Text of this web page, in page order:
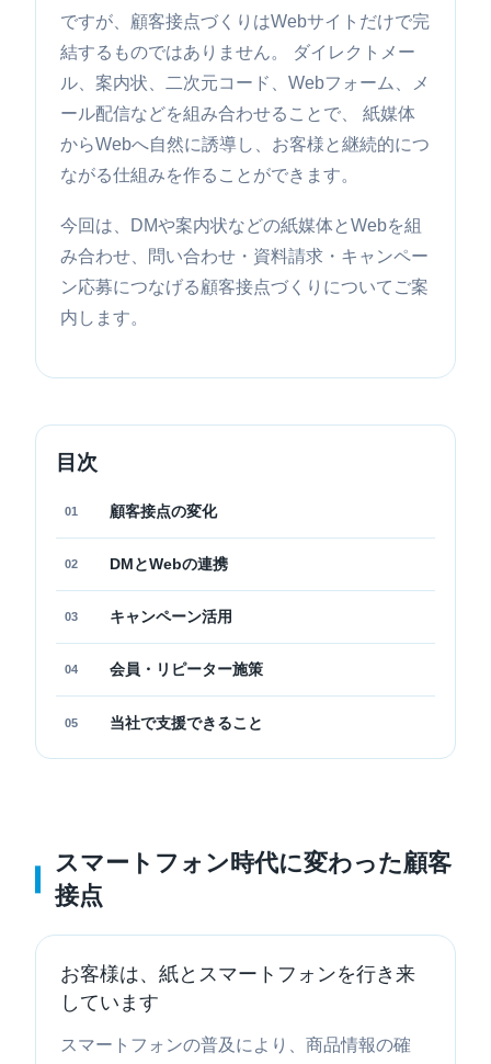
ですが、顧客接点づくりはWebサイトだけで完
結するものではありません。 ダイレクトメー
ル、案内状、二次元コード、Webフォーム、メ
ール配信などを組み合わせることで、 紙媒体
からWebへ自然に誘導し、お客様と継続的につ
ながる仕組みを作ることができます。
今回は、DMや案内状などの紙媒体とWebを組
み合わせ、問い合わせ・資料請求・キャンペー
ン応募につなげる顧客接点づくりについてご案
内します。
目次
01 顧客接点の変化
02 DMとWebの連携
03 キャンペーン活用
04 会員・リピーター施策
05 当社で支援できること
スマートフォン時代に変わった顧客
接点
お客様は、紙とスマートフォンを行き来
しています
スマートフォンの普及により、商品情報の確